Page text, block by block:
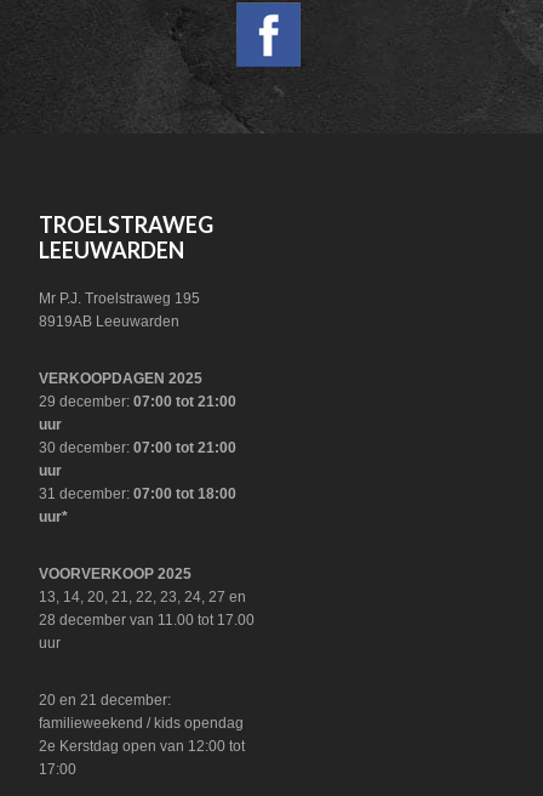
HEADER
SOCIAL
TROELSTRAWEG
LEEUWARDEN
Mr P.J. Troelstraweg 195
8919AB Leeuwarden
VERKOOPDAGEN 2025
29 december:07:00 tot 21:00
uur
30 december:07:00 tot 21:00
uur
31 december:07:00 tot 18:00
uur*
VOORVERKOOP 2025
13, 14, 20, 21, 22, 23, 24, 27 en
28 december van 11.00 tot 17.00
uur
20 en 21 december:
familieweekend / kids opendag
2e Kerstdag open van 12:00 tot
17:00